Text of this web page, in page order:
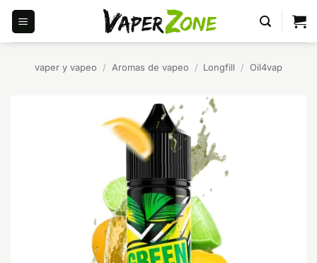
Saltar
contenido
vaper y vapeo / Aromas de vapeo / Longfill / Oil4vap